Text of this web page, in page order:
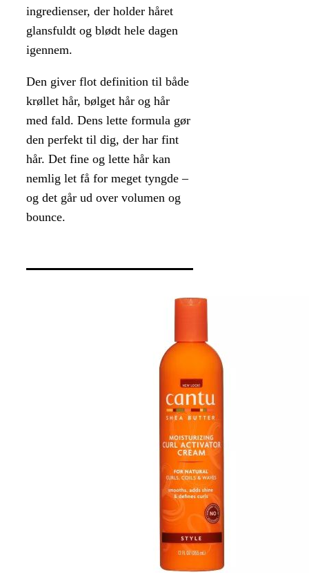
ingredienser, der holder håret
glansfuldt og blødt hele dagen
igennem.
Den giver flot definition til både
krøllet hår, bølget hår og hår
med fald. Dens lette formula gør
den perfekt til dig, der har fint
hår. Det fine og lette hår kan
nemlig let få for meget tyngde –
og det går ud over volumen og
bounce.